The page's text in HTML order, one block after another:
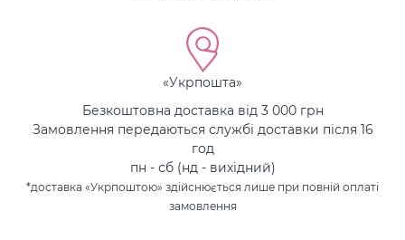
«Укрпошта»
Безкоштовна доставка від 3 000 грн
Замовлення передаються службі доставки після 16
год
пн - сб (нд - вихідний)
*доставка «Укрпоштою» здійснюється лише при повній оплаті
замовлення